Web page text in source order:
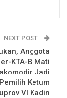
NEXT POST
Anggota
KTA-B Mati
Jadi
Ketum
VI Kadin